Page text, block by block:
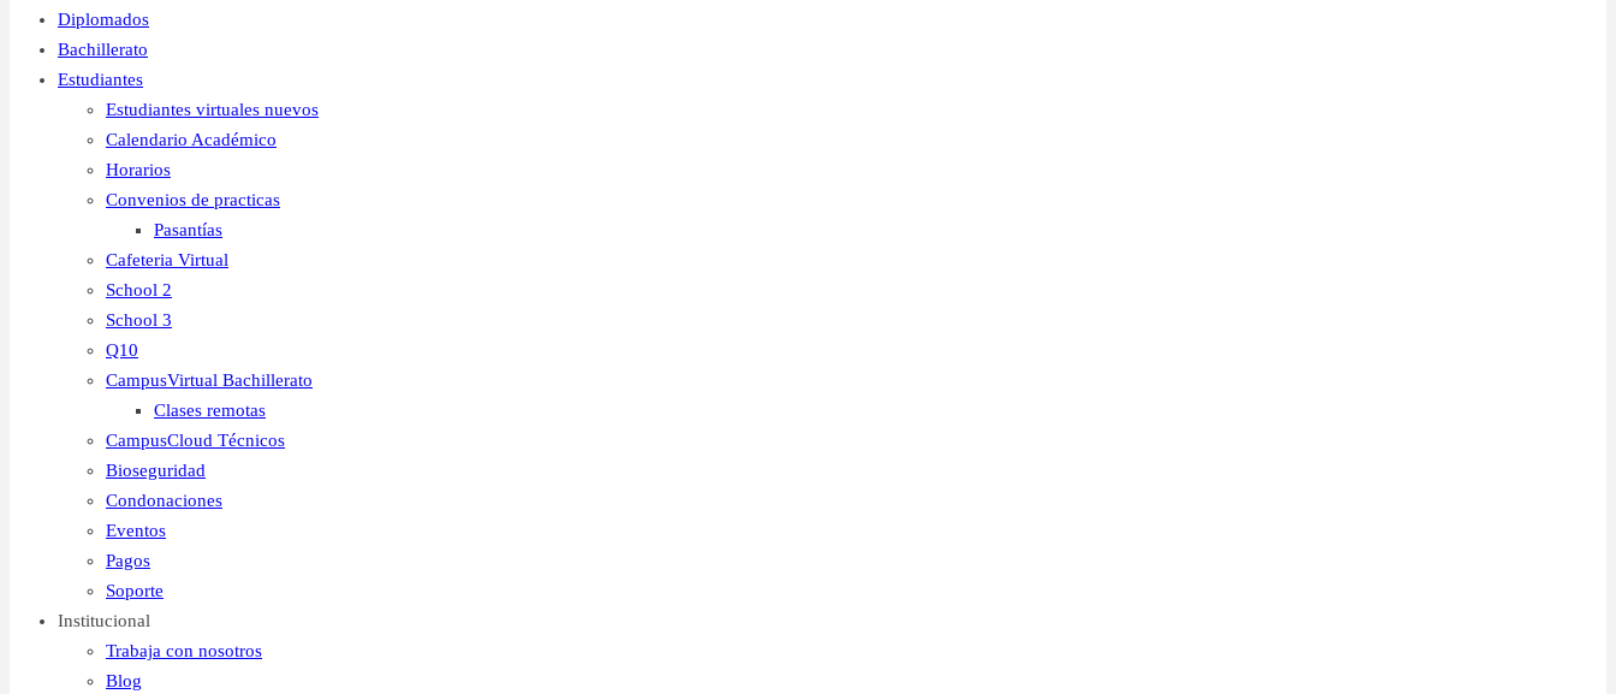
Diplomados
Bachillerato
Estudiantes
Estudiantes virtuales nuevos
Calendario Académico
Horarios
Convenios de practicas
Pasantías
Cafeteria Virtual
School 2
School 3
Q10
CampusVirtual Bachillerato
Clases remotas
CampusCloud Técnicos
Bioseguridad
Condonaciones
Eventos
Pagos
Soporte
Institucional
Trabaja con nosotros
Blog